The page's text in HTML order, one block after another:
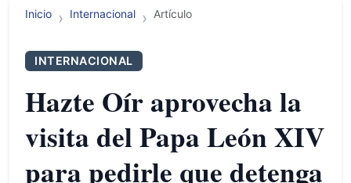
Inicio Internacional Artículo
INTERNACIONAL
Hazte Oír aprovecha la
visita del Papa León XIV
para pedirle que detenga